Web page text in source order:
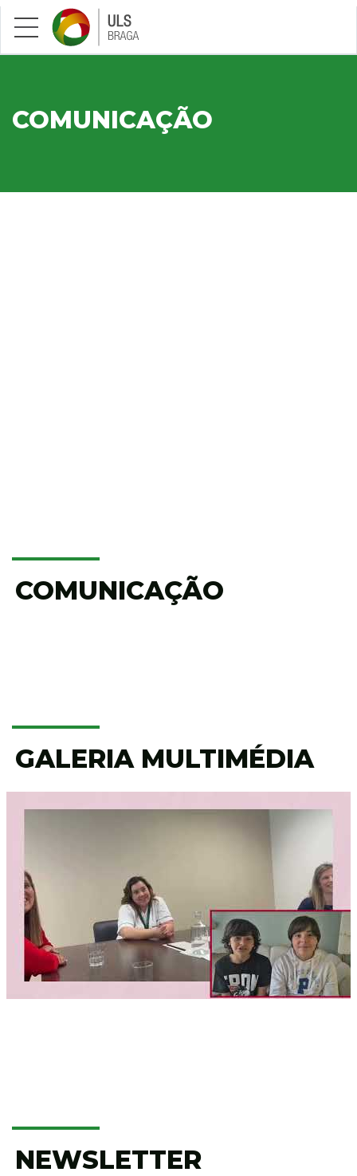
Saltar para conteúdo principal
COMUNICAÇÃO
COMUNICAÇÃO
GALERIA MULTIMÉDIA
NEWSLETTER